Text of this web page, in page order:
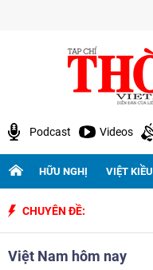
Podcast Videos
HỮU NGHỊ VIỆT KIỀU
CHUYÊN ĐỀ:
Việt Nam hôm nay